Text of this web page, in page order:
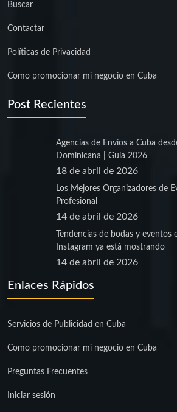
Buscar
Contactar
Políticas de Privacidad
Como promocionar mi negocio en Cuba
Post Recientes
Agencias de Envíos a Cuba
Dominicana | Guía 2026
18 de abril de 2026
Los Mejores Organizadores de
Profesional
14 de abril de 2026
Tendencias de bodas y
Instagram ya está mostrando
14 de abril de 2026
Enlaces Rápidos
Servicios de Publicidad en Cuba
Como promocionar mi negocio en Cuba
Preguntas Frecuentes
Iniciar sesión